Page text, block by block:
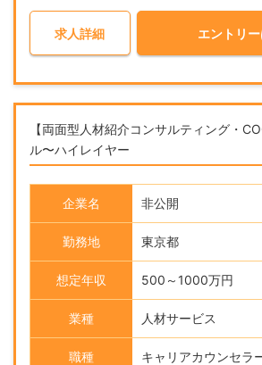
求人詳細 エントリ
【両面型人材紹介コンサルティング・
ル〜ハイレイヤー
企業名 非公開
勤務地 東京都
想定年収 500～1000万円
業種 人材サービス
職種
キャリアカウンセラ